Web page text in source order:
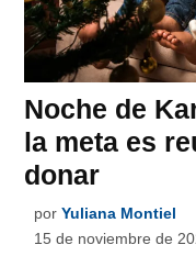
Noche de
la meta es
donar
por Yuliana Montiel
15 de noviembre de